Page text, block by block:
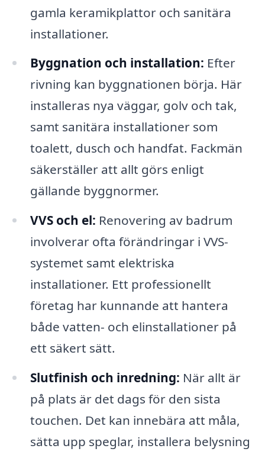
gamla keramikplattor och sanitära
installationer.
Byggnation och installation: Efter
rivning kan byggnationen börja. Här
installeras nya väggar, golv och tak,
samt sanitära installationer som
toalett, dusch och handfat. Fackmän
säkerställer att allt görs enligt
gällande byggnormer.
VVS och el: Renovering av badrum
involverar ofta förändringar i VVS-
systemet samt elektriska
installationer. Ett professionellt
företag har kunnande att hantera
både vatten- och elinstallationer på
ett säkert sätt.
Slutfinish och inredning: När allt är
på plats är det dags för den sista
touchen. Det kan innebära att måla,
sätta upp speglar, installera belysning